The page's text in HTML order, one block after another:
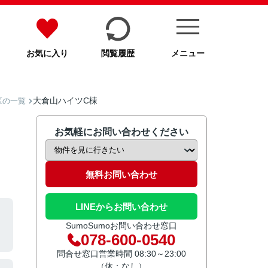
お気に入り 閲覧履歴 メニュー
の一覧 大倉山ハイツC棟
お気軽にお問い合わせください
無料お問い合わせ
LINEからお問い合わせ
SumoSumoお問い合わせ窓口
078-600-0540
問合せ窓口営業時間 08:30～23:00